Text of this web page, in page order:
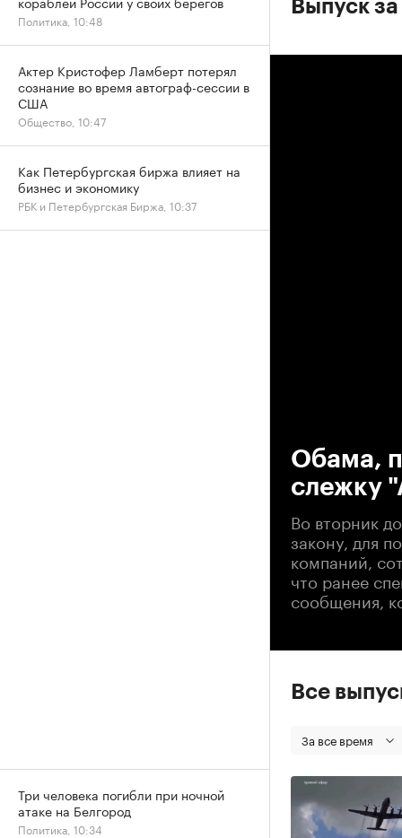
Выпуск
Обама,
слежку
Во вторник
закону, для
компаний,
что ранее
сообщения,
Все
За все время
Политика, 10:48
Актер Кристофер Ламберт потерял
сознание во время автограф-сессии в
США
Общество, 10:47
Как Петербургская биржа влияет на
бизнес и экономику
РБК и Петербургская Биржа, 10:37
Три человека погибли при ночной
атаке на Белгород
Политика, 10:34